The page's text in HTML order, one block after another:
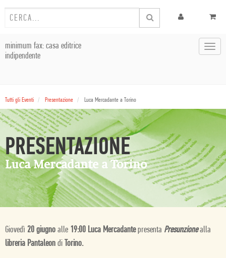
minimum fax: casa editrice
indipendente
Tutti gli Eventi Presentazione Luca Mercadante a Torino
PRESENTAZIONE
Luca Mercadante a Torino
Giovedì 20 giugno alle 19:00 Luca Mercadantepresenta Presunzionealla
libreria Pantaleon di Torino.